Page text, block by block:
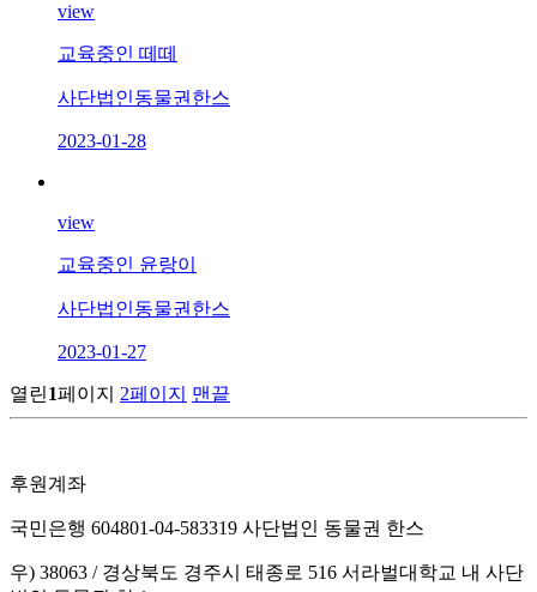
view
교육중인 떼떼
사단법인동물권한스
2023-01-28
view
교육중인 윤랑이
사단법인동물권한스
2023-01-27
열린1페이지 2페이지 맨끝
후원계좌
국민은행 604801-04-583319 사단법인 동물권 한스
우) 38063 / 경상북도 경주시 태종로 516 서라벌대학교 내 사단